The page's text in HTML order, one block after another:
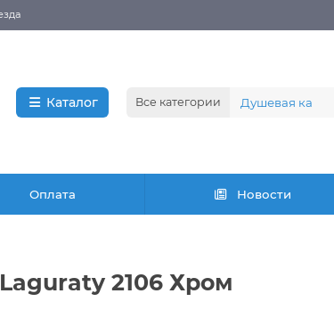
Каталог Все категории
Оплата Новости
2106 Хром